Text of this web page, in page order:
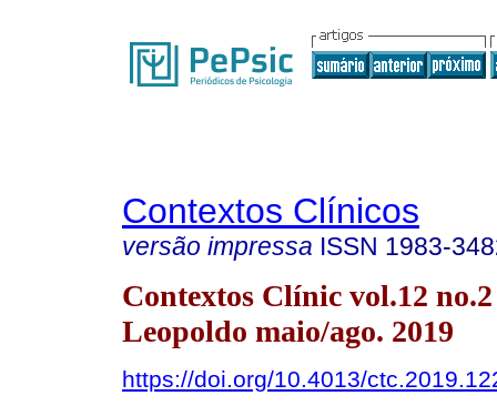
Contextos Clínicos
versão impressa ISSN 1983-
Contextos Clínic vol.12 no.2
Leopoldo maio/ago. 2019
https://doi.org/10.4013/